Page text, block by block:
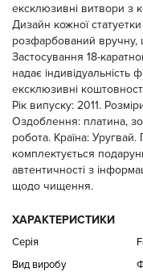
ексклюзивні витвори з
Дизайн кожної
розфарбований вручну,
Застосування 18-
надає індивідуальність
ексклюзивні
Рік випуску: 2011.
Оздоблення: платина,
робота. Країна: Уругвай.
комплектується
автентичності з
щодо чищення.
ХАРАКТЕРИСТИКИ
Серія
Вид виробу